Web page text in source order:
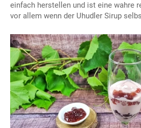
einfach herstellen und ist eine wahre
vor allem wenn der Uhudler Sirup